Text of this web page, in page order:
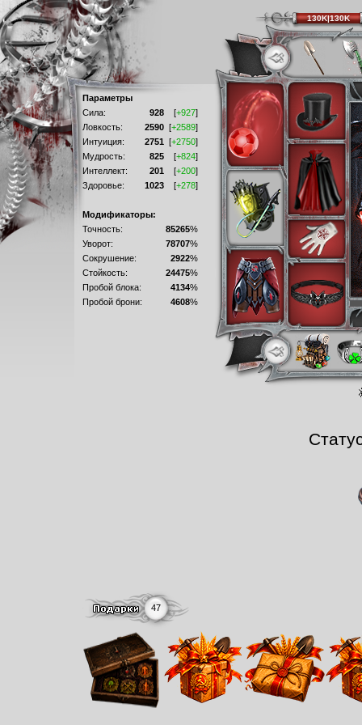
Параметры
Сила:
928 [+927]
Ловкость:
2590 [+2589]
Интуиция:
2751 [+2750]
Мудрость:
825 [+824]
Интеллект:
201 [+200]
Здоровье:
1023 [+278]
Модификаторы:
Точность:
85265%
Уворот:
78707%
Сокрушение:
2922%
Стойкость:
24475%
Пробой блока:
4134%
Пробой брони:
4608%
47
130K|130K